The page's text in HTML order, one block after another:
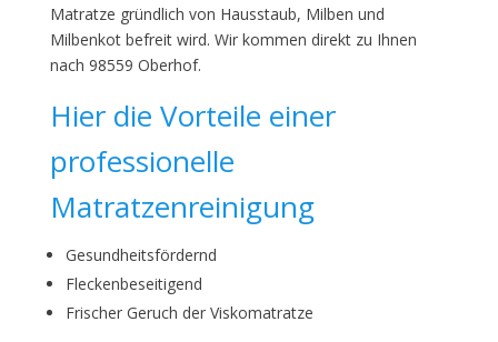
Matratze gründlich von Hausstaub, Milben und
Milbenkot befreit wird. Wir kommen direkt zu Ihnen
nach 98559 Oberhof.
Hier die Vorteile einer
professionelle
Matratzenreinigung
Gesundheitsfördernd
Fleckenbeseitigend
Frischer Geruch der Viskomatratze